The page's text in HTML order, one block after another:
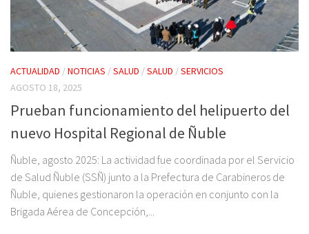
ACTUALIDAD /NOTICIAS /SALUD /SALUD /SERVICIOS
AGOSTO 18, 2025
Prueban funcionamiento del helipuerto del
nuevo Hospital Regional de Ñuble
Ñuble, agosto 2025: La actividad fue coordinada por el Servicio
de Salud Ñuble (SSÑ) junto a la Prefectura de Carabineros de
Ñuble, quienes gestionaron la operación en conjunto con la
Brigada Aérea de Concepción,...